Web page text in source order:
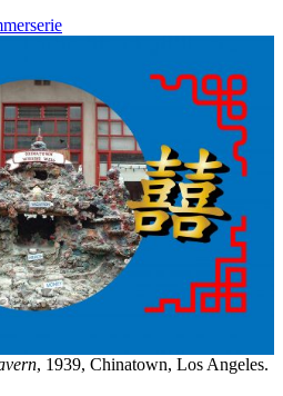
, 1939, Chinatown, Los Angeles.